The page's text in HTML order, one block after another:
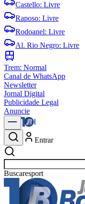
Castello: Livre
Raposo: Livre
Rodoanel: Livre
Al. Rio Negro: Livre
Trem: Normal
Canal de WhatsApp
Newsletter
Jornal Digital
Publicidade Legal
Anuncie
Entrar
Buscarnot